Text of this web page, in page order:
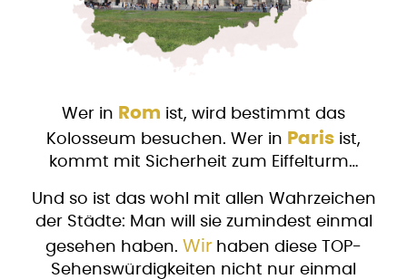
Wer in Rom ist, wird bestimmt das
Kolosseum besuchen. Wer in Paris ist,
kommt mit Sicherheit zum Eiffelturm…
Und so ist das wohl mit allen Wahrzeichen
der Städte: Man will sie zumindest einmal
gesehen haben. Wir haben diese TOP-
Sehenswürdigkeiten nicht nur einmal